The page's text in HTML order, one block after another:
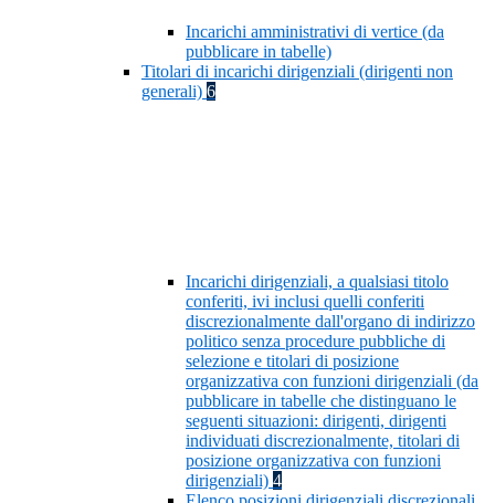
Incarichi amministrativi di vertice (da
pubblicare in tabelle)
Titolari di incarichi dirigenziali (dirigenti non
generali) 6
Incarichi dirigenziali, a qualsiasi titolo
conferiti, ivi inclusi quelli conferiti
discrezionalmente dall'organo di indirizzo
politico senza procedure pubbliche di
selezione e titolari di posizione
organizzativa con funzioni dirigenziali (da
pubblicare in tabelle che distinguano le
seguenti situazioni: dirigenti, dirigenti
individuati discrezionalmente, titolari di
posizione organizzativa con funzioni
dirigenziali) 4